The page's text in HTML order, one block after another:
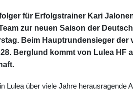
für Erfolgstrainer Kari
zur neuen Saison der
Beim Hauptrundensieger der
Berglund kommt von Lulea HF
Lulea über viele Jahre herausragende